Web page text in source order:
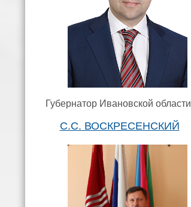
Губернатор Ивановской области
С.С. ВОСКРЕСЕНСКИЙ